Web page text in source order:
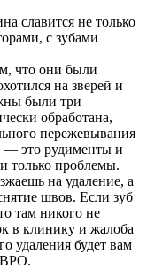
славится не только
с зубами
что они были
на зверей и
были три
обработана,
пережевывания
— это рудименты и
только проблемы.
на удаление, а
швов. Если зуб
там никого не
в клинику и жалоба
удаления будет вам